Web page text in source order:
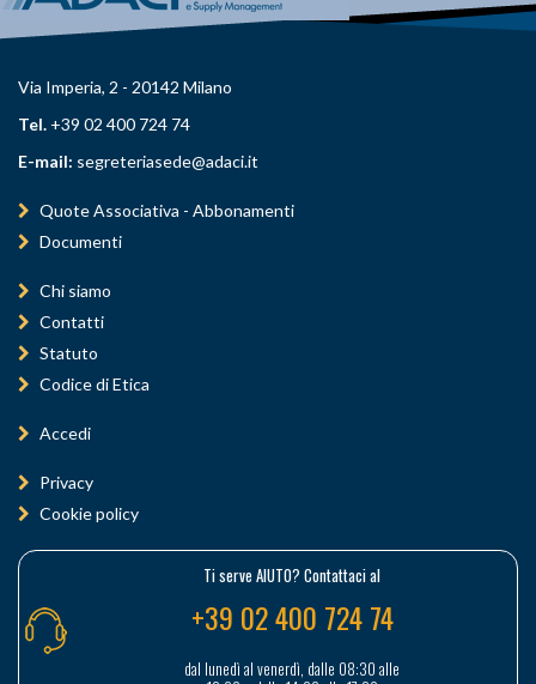
Via Imperia, 2 - 20142 Milano
Tel. +39 02 400 724 74
E-mail: segreteriasede@adaci.it
Quote Associativa - Abbonamenti
Documenti
Chi siamo
Contatti
Statuto
Codice di Etica
Accedi
Privacy
Cookie policy
Ti serve AIUTO? Contattaci al
+39 02 400 724 74
dal lunedì al venerdì, dalle 08:30 alle